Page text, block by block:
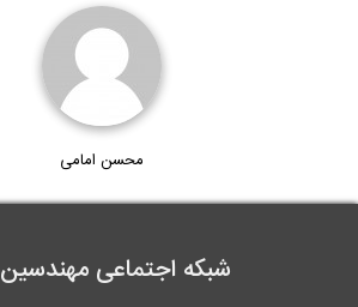
محسن امامی
شبکه اجتماعی مهندسین 808